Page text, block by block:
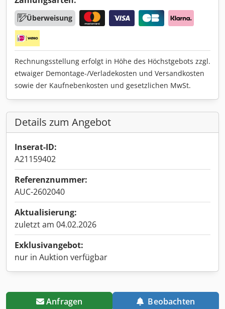
Überweisung
Rechnungsstellung erfolgt in Höhe des Höchstgebots zzgl.
etwaiger Demontage-/Verladekosten und Versandkosten
sowie der Kaufnebenkosten und gesetzlichen MwSt.
Details zum Angebot
Inserat-ID:
A21159402
Referenznummer:
AUC-2602040
Aktualisierung:
zuletzt am 04.02.2026
Exklusivangebot:
nur in Auktion verfügbar
Anfragen Beobachten